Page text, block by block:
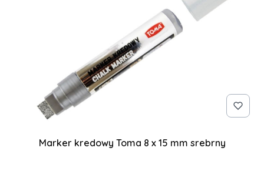
Marker kredowy Toma 8 x 15 mm srebrny